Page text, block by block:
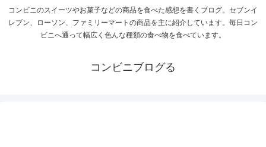
コンビニのスイーツやお菓子などの商品を食べた感想を書くブログ。セブンイ
レブン、ローソン、ファミリーマートの商品を主に紹介しています。毎日コン
ビニへ通って幅広く色んな種類の食べ物を食べています。
コンビニブログる